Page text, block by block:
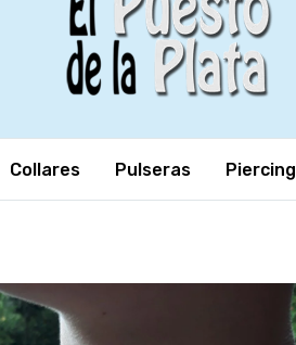
Collares Pulseras Piercing